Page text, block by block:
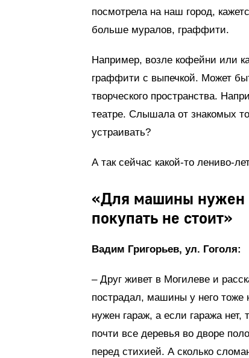
посмотрела на наш город,
больше муралов, граффити.
Например, возле кофейни или
граффити с выпечкой. Может
творческого пространства.
театре. Слышала от знакомых
устраивать?
А так сейчас какой-то лениво-
«Для машины нужен
покупать не стоит»
Вадим Григорьев, ул. Гоголя:
– Друг живет в Могилеве и
пострадал, машины у него тоже
нужен гараж, а если гаража нет,
почти все деревья во дворе
перед стихией. А сколько